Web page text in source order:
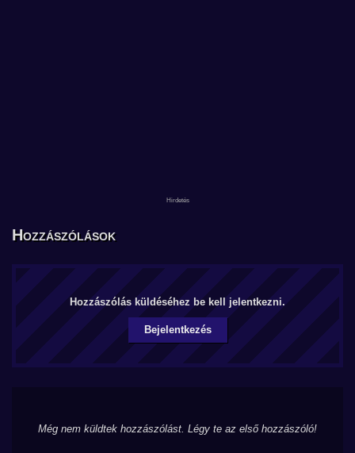
Hozzászólások
Hozzászólás küldéséhez be kell jelentkezni.
Bejelentkezés
Még nem küldtek hozzászólást. Légy te az első hozzászóló!